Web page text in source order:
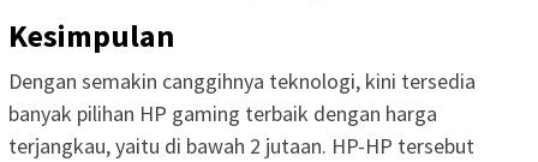
Kesimpulan
Dengan semakin canggihnya teknologi, kini tersedia
banyak pilihan HP gaming terbaik dengan harga
terjangkau, yaitu di bawah 2 jutaan. HP-HP tersebut